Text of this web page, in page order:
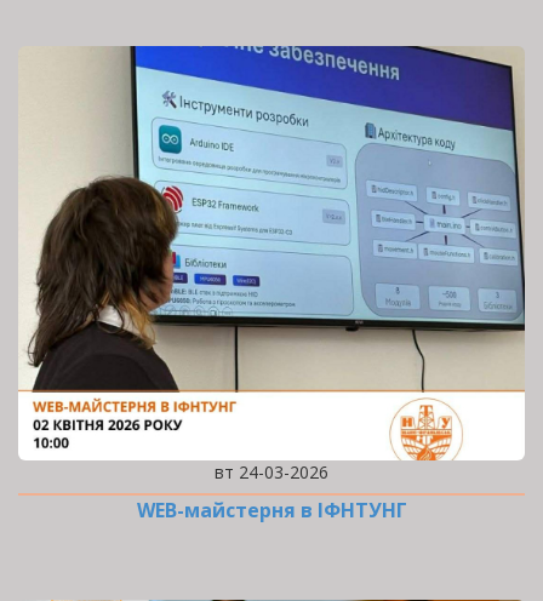
вт 24-03-2026
WEB-майстерня в ІФНТУНГ